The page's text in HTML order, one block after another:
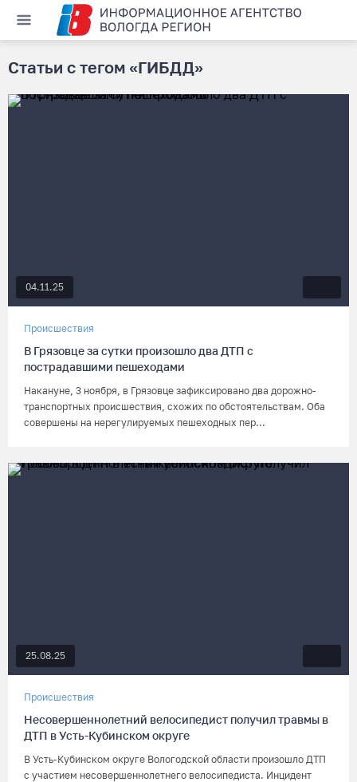
Статьи с тегом «ГИБДД»
04.11.25
Происшествия
В Грязовце за сутки произошло два ДТП с
пострадавшими пешеходами
Накануне, 3 ноября, в Грязовце зафиксировано два дорожно-
транспортных происшествия, схожих по обстоятельствам. Оба
совершены на нерегулируемых пешеходных пер...
25.08.25
Происшествия
Несовершеннолетний велосипедист получил травмы в
ДТП в Усть-Кубинском округе
В Усть-Кубинском округе Вологодской области произошло ДТП
с участием несовершеннолетнего велосипедиста. Инцидент